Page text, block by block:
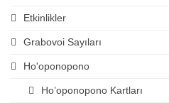
Etkinlikler
Grabovoi Sayıları
Ho'oponopono
Ho’oponopono Kartları